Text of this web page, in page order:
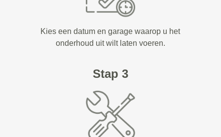
Kies een datum en garage waarop u het
onderhoud uit wilt laten voeren.
Stap 3